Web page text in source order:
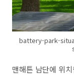
battery-park-
맨해튼 남단에 위